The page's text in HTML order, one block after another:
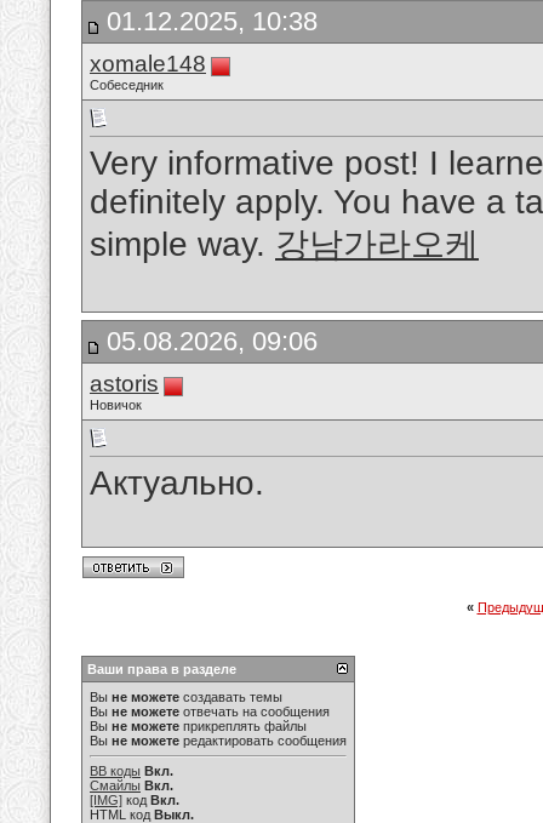
01.12.2025, 10:38
xomale148
Собеседник
Very informative post! I
definitely apply. You have a
simple way. 강남가라오케
05.08.2026, 09:06
astoris
Новичок
Актуально.
«
Ваши права в разделе
Вы не можете создавать темы
Вы не можете отвечать на сообщения
Вы не можете прикреплять файлы
Вы не можете редактировать сообщения
BB коды Вкл.
Смайлы Вкл.
[IMG] код Вкл.
HTML код Выкл.